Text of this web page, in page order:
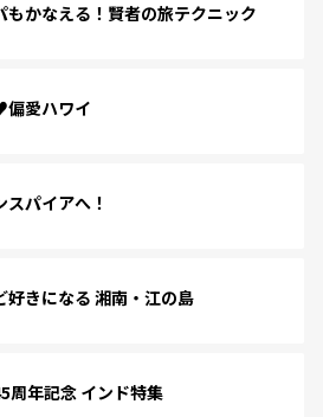
もかなえる！賢者の旅テクニック
愛ハワイ
パイアへ！
好きになる 湘南・江の島
周年記念 インド特集